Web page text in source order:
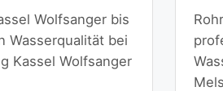
Wolfsanger bis
Wasserqualität bei
Kassel Wolfsanger